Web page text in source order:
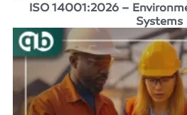
ISO 14001:2026 –
Systems